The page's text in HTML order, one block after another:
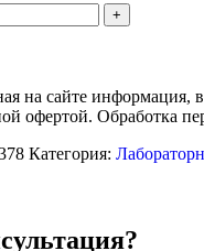
на сайте информация,
офертой. Обработка
Категория: